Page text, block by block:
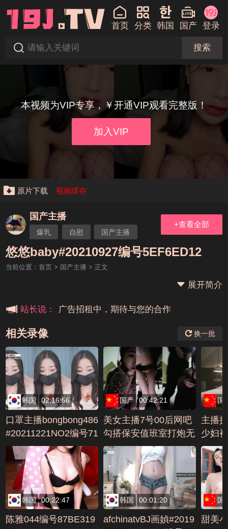
首页 分类 韩国 国产 登录
搜索
本视频为VIP专享，￥开通VIP观看完整版！
加入VIP
原片下载 视频缓存
国产主播
爆乳 自慰
国产主播
悠悠
渔网袜
+查看全部
悠悠baby#20210927编号5EF6ED12
当前位置： 首页> 国产主播 > 正文
展开简介
站长说：
本站大事件(19j网站发展历程)
广告招租中，期待与您的合作
相关录像 换一批
韩国 02:16:56
口罩主播bongbong486
#20211221NO2编号71
FB5E2F
国产 00:42:21
美女主播7号00后网吧
勾搭保安值班室打炮无
套内射编号AEEA33B0
国
主播
少妇
韩国 00:22:47
陈雅044编号87BE319
韩国 00:01:20
afchinatvBJ画媜#2019
国
甜美